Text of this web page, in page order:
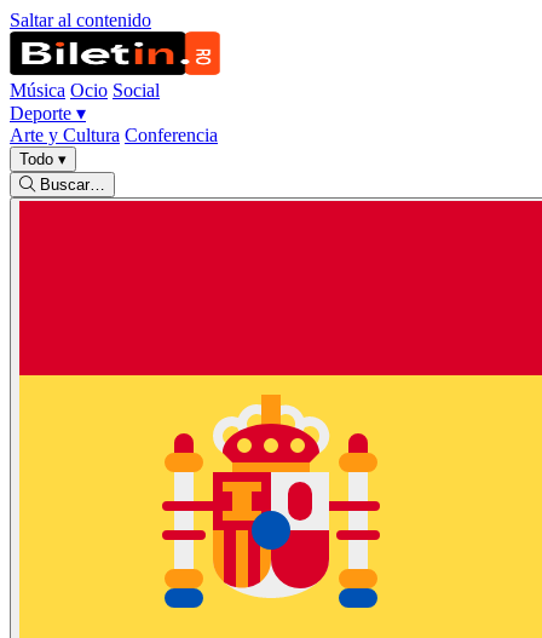
Saltar al contenido
Música Ocio Social
Deporte ▾
Arte y Cultura Conferencia
Todo ▾
Buscar…